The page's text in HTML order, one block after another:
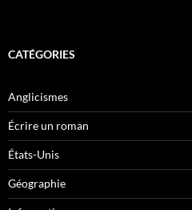
CATÉGORIES
Anglicismes
Écrire un roman
États-Unis
Géographie